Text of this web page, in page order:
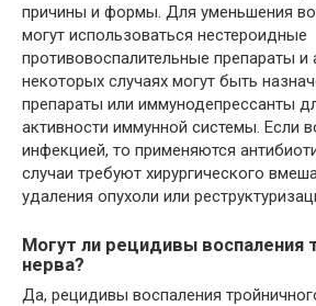
причины и формы. Для уменьшения
могут использоваться нестероидные
противовоспалительные препараты и
некоторых случаях могут быть
препараты или иммунодепрессанты
активности иммунной системы. Если
инфекцией, то применяются
случаи требуют хирургического
удаления опухоли или
Могут ли рецидивы воспаления
нерва?
Да, рецидивы воспаления